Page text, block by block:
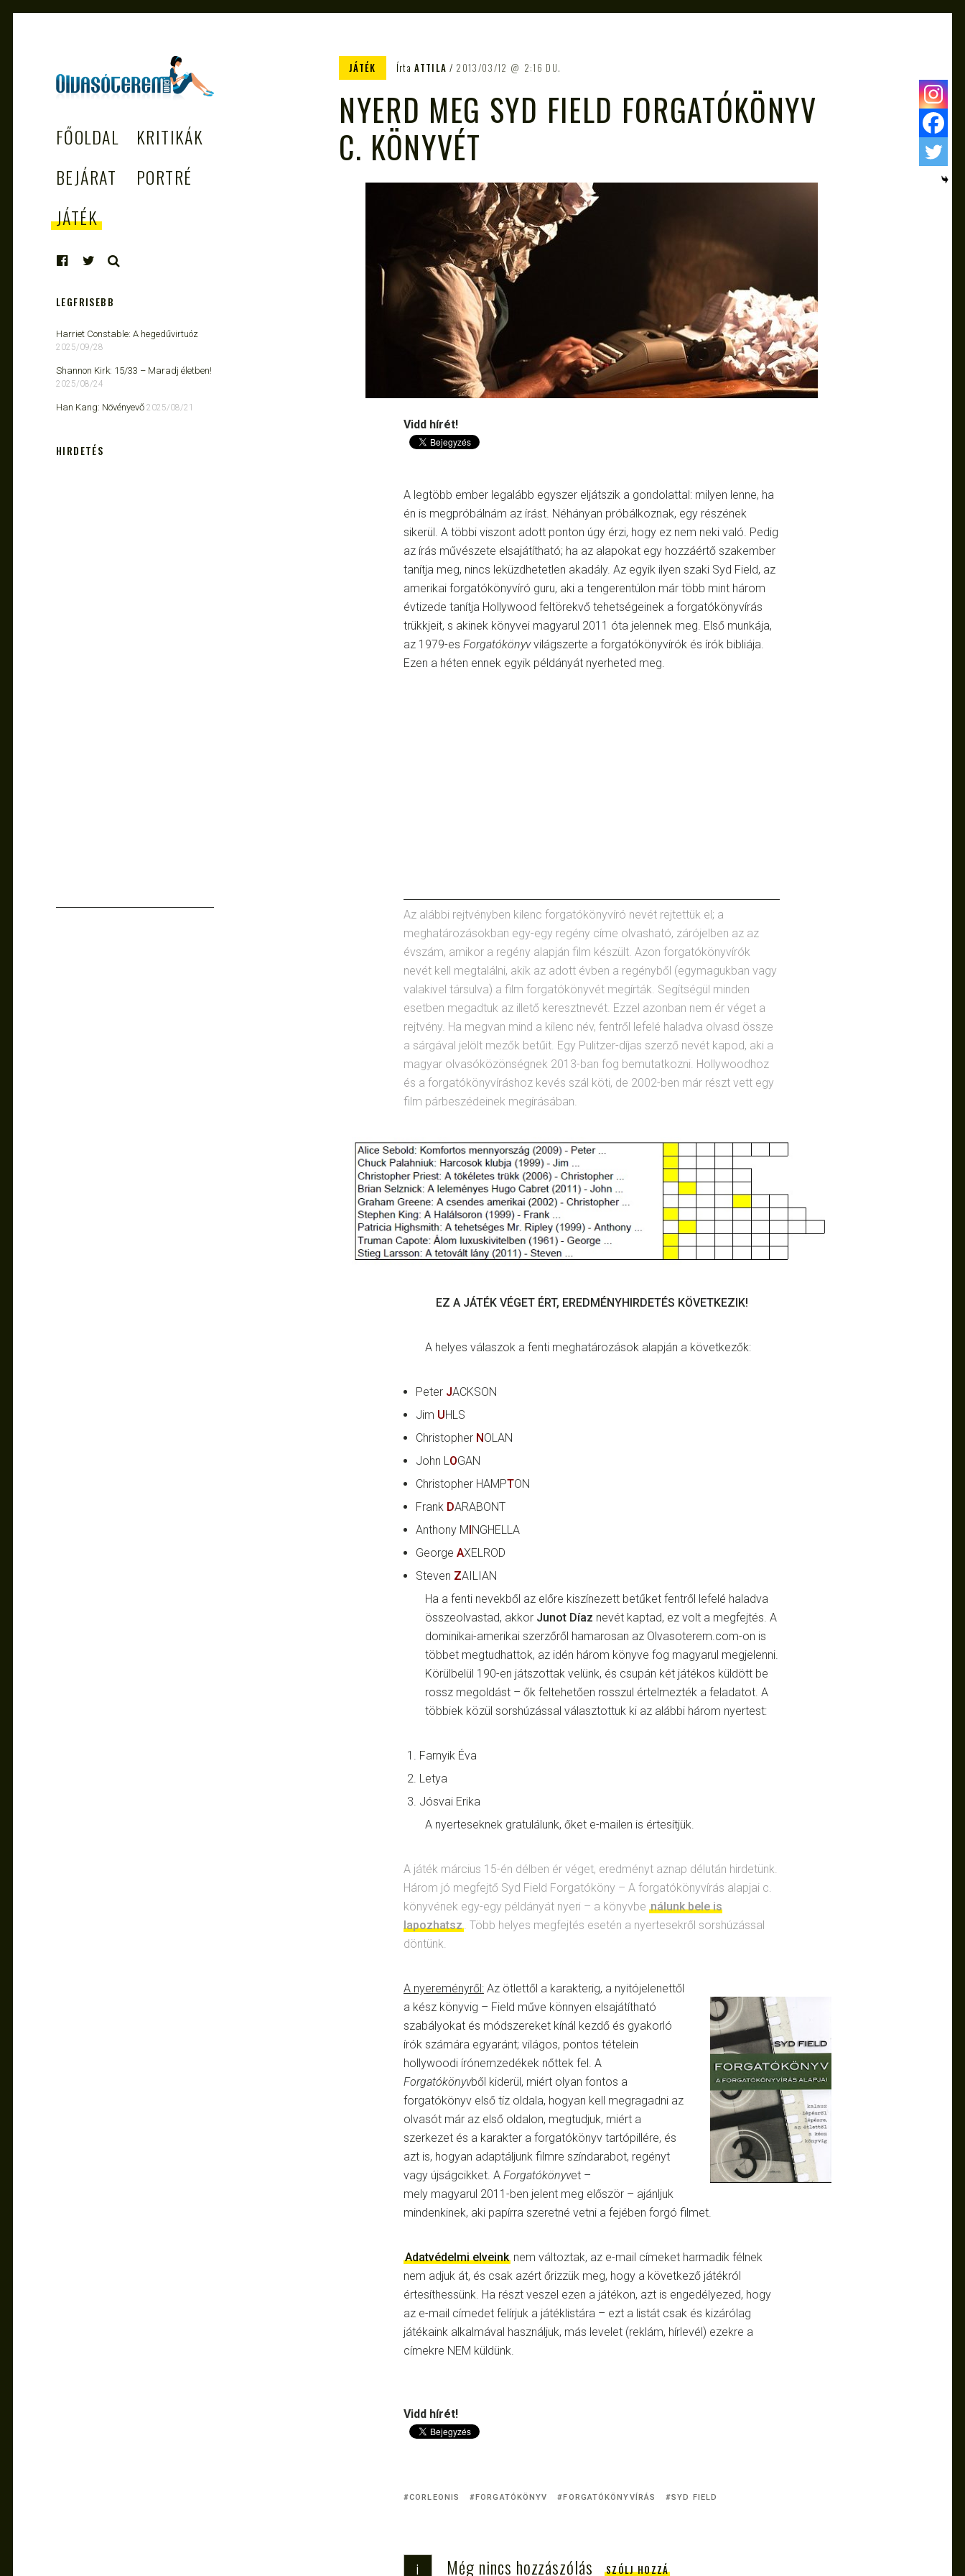
– AZ EGÉSZSÉGES
OLVASÁS
TÁMOGATÓJA
FŐOLDAL
KRITIKÁK
BEJÁRAT
PORTRÉ
JÁTÉK
JÁTÉK ÍrtaATTILA 2013/03/12 2:16 DU.
NYERD MEG SYD FIELD FORGATÓKÖNYV
C. KÖNYVÉT
Vidd hírét!
A legtöbb ember legalább egyszer eljátszik a gondolattal: milyen lenne, ha
én is megpróbálnám az írást. Néhányan próbálkoznak, egy részének
sikerül. A többi viszont adott ponton úgy érzi, hogy ez nem neki való. Pedig
az írás művészete elsajátítható; ha az alapokat egy hozzáértő szakember
tanítja meg, nincs leküzdhetetlen akadály. Az egyik ilyen szaki Syd Field, az
amerikai forgatókönyvíró guru, aki a tengerentúlon már több mint három
évtizede tanítja Hollywood feltörekvő tehetségeinek a forgatókönyvírás
trükkjeit, s akinek könyvei magyarul 2011 óta jelennek meg. Első munkája,
az 1979-es Forgatókönyvvilágszerte a forgatókönyvírók és írók bibliája.
Ezen a héten ennek egyik példányát nyerheted meg.
Az alábbi rejtvényben kilenc forgatókönyvíró nevét rejtettük el; a
meghatározásokban egy-egy regény címe olvasható, zárójelben az az
évszám, amikor a regény alapján film készült. Azon forgatókönyvírók
nevét kell megtalálni, akik az adott évben a regényből (egymagukban vagy
valakivel társulva) a film forgatókönyvét megírták. Segítségül minden
esetben megadtuk az illető keresztnevét. Ezzel azonban nem ér véget a
rejtvény. Ha megvan mind a kilenc név, fentről lefelé haladva olvasd össze
a sárgával jelölt mezők betűit. Egy Pulitzer-díjas szerző nevét kapod, aki a
magyar olvasóközönségnek 2013-ban fog bemutatkozni. Hollywoodhoz
és a forgatókönyvíráshoz kevés szál köti, de 2002-ben már részt vett egy
film párbeszédeinek megírásában.
EZ A JÁTÉK VÉGET ÉRT, EREDMÉNYHIRDETÉS KÖVETKEZIK!
A helyes válaszok a fenti meghatározások alapján a következők:
Peter JACKSON
Jim UHLS
Christopher NOLAN
John LOGAN
Christopher HAMPTON
Frank DARABONT
Anthony MINGHELLA
George AXELROD
Steven ZAILIAN
Ha a fenti nevekből az előre kiszínezett betűket fentről lefelé haladva
összeolvastad, akkor Junot Díaz nevét kaptad, ez volt a megfejtés. A
dominikai-amerikai szerzőről hamarosan az Olvasoterem.com-on is
többet megtudhattok, az idén három könyve fog magyarul megjelenni.
Körülbelül 190-en játszottak velünk, és csupán két játékos küldött be
rossz megoldást – ők feltehetően rosszul értelmezték a feladatot. A
többiek közül sorshúzással választottuk ki az alábbi három nyertest:
Farnyik Éva
Letya
Jósvai Erika
A nyerteseknek gratulálunk, őket e-mailen is értesítjük.
A játék március 15-én délben ér véget, eredményt aznap délután hirdetünk.
Három jó megfejtő Syd Field Forgatóköny – A forgatókönyvírás alapjai c.
könyvének egy-egy példányát nyeri – a könyvbe nálunk bele is
lapozhatsz. Több helyes megfejtés esetén a nyertesekről sorshúzással
döntünk.
A nyereményről: Az ötlettől a karakterig, a nyitójelenettől
a kész könyvig – Field műve könnyen elsajátítható
szabályokat és módszereket kínál kezdő és gyakorló
írók számára egyaránt; világos, pontos tételein
hollywoodi írónemzedékek nőttek fel. A
Forgatókönyvből kiderül, miért olyan fontos a
forgatókönyv első tíz oldala, hogyan kell megragadni az
olvasót már az első oldalon, megtudjuk, miért a
szerkezet és a karakter a forgatókönyv tartópillére, és
azt is, hogyan adaptáljunk filmre színdarabot, regényt
vagy újságcikket. A Forgatókönyvet –
mely magyarul 2011-ben jelent meg először – ajánljuk
mindenkinek, aki papírra szeretné vetni a fejében forgó filmet.
Adatvédelmi elveink nem változtak, az e-mail címeket harmadik félnek
nem adjuk át, és csak azért őrizzük meg, hogy a következő játékról
értesíthessünk. Ha részt veszel ezen a játékon, azt is engedélyezed, hogy
az e-mail címedet felírjuk a játéklistára – ezt a listát csak és kizárólag
játékaink alkalmával használjuk, más levelet (reklám, hírlevél) ezekre a
címekre NEM küldünk.
Vidd hírét!
CORLEONIS FORGATÓKÖNYV FORGATÓKÖNYVÍRÁS SYD FIELD
i Még nincs hozzászólás SZÓLJ HOZZÁ
LEGFRISEBB
Harriet Constable: A hegedűvirtuóz
2025/09/28
Shannon Kirk: 15/33 ​– Maradj életben!
2025/08/24
Han Kang: Növényevő 2025/08/21
HIRDETÉS